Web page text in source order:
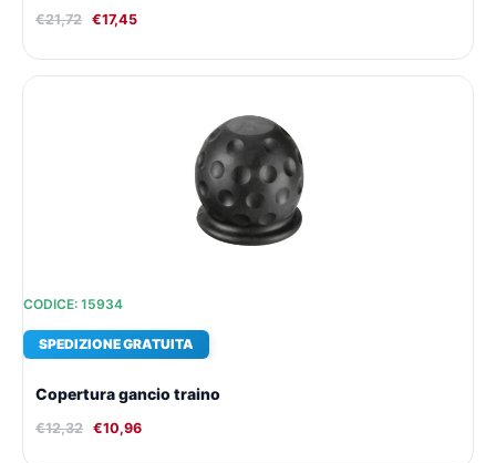
€21,72 €17,45
CODICE: 15934
SPEDIZIONE GRATUITA
Copertura gancio traino
€12,32 €10,96